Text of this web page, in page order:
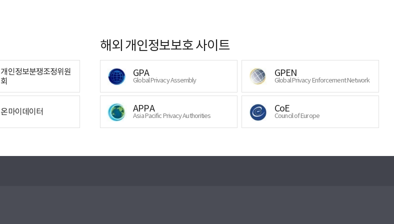
개인정보분쟁조정위원
회
온마이데이터
해외 개인정보보호 사이트
GPA
Global Privacy Assembly
GPEN
Global Privacy Enforcement Network
APPA
Asia Pacific Privacy Authorities
CoE
Council of Europe